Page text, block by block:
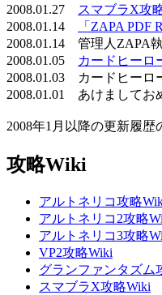
2008.01.27
スマブラX攻
2008.01.14
「ZAPA PDF
2008.01.14 管理人ZAPA執
2008.01.05
カードヒーロ
2008.01.03 カードヒーロ
2008.01.01 あけましてお
2008年1月以降の更新履歴
攻略Wiki
アルトネリコ攻略
アルトネリコ2攻略
アルトネリコ3攻略
VP2攻略Wiki
グランファンタズム
スマブラX攻略Wiki